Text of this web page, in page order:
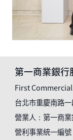
第一商業銀行
First
台北市重慶南路
營業人：第一商
營利事業統一編